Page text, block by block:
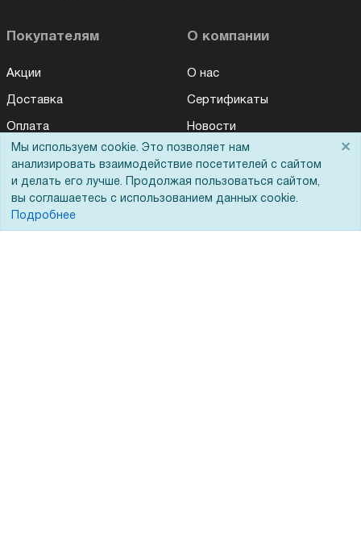
Покупателям
Акции
Доставка
Оплата
Для дилеров
Лизинг
Госучреждениям
О компании
О нас
Сертификаты
Новости
Статьи
Контакты
Демопоказ
Мы используем cookie. Это позволяет нам
анализировать взаимодействие посетителей с сайтом
и делать его лучше. Продолжая пользоваться сайтом,
вы соглашаетесь с использованием данных cookie.
Подробнее
×